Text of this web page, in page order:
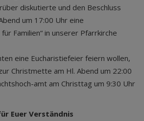
diskutierte und den Beschluss
um 17:00 Uhr eine
Familien“ in unserer Pfarrkirche
eine Eucharistiefeier feiern wollen,
Christmette am Hl. Abend um 22:00
amt am Christtag um 9:30 Uhr
Euer Verständnis